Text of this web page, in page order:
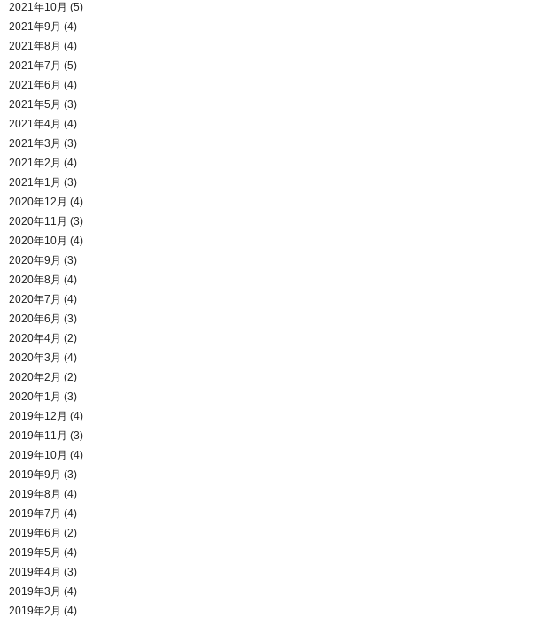
2021年10月 (5)
2021年9月 (4)
2021年8月 (4)
2021年7月 (5)
2021年6月 (4)
2021年5月 (3)
2021年4月 (4)
2021年3月 (3)
2021年2月 (4)
2021年1月 (3)
2020年12月 (4)
2020年11月 (3)
2020年10月 (4)
2020年9月 (3)
2020年8月 (4)
2020年7月 (4)
2020年6月 (3)
2020年4月 (2)
2020年3月 (4)
2020年2月 (2)
2020年1月 (3)
2019年12月 (4)
2019年11月 (3)
2019年10月 (4)
2019年9月 (3)
2019年8月 (4)
2019年7月 (4)
2019年6月 (2)
2019年5月 (4)
2019年4月 (3)
2019年3月 (4)
2019年2月 (4)